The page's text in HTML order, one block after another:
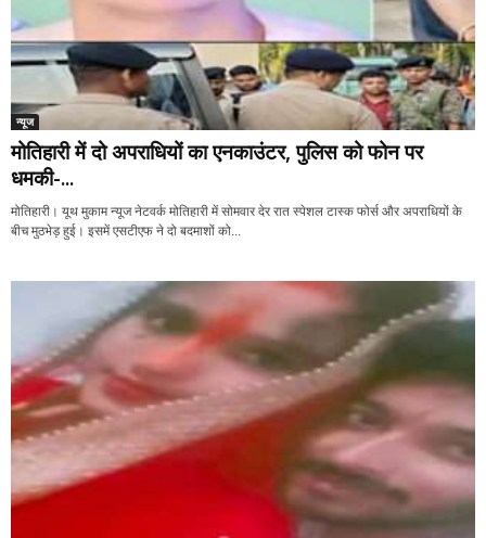
न्यूज
मोतिहारी में दो अपराधियों का एनकाउंटर, पुलिस को फोन पर
धमकी-...
मोतिहारी। यूथ मुकाम न्यूज नेटवर्क मोतिहारी में सोमवार देर रात स्पेशल टास्क फोर्स और अपराधियों के
बीच मुठभेड़ हुई। इसमें एसटीएफ ने दो बदमाशों को...